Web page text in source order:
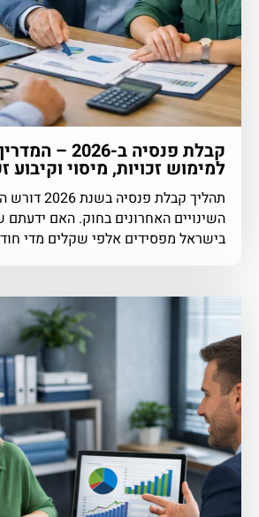
קבלת פנסיה ב-
למימוש זכויות, מיסוי וקיבוע
תהליך קבלת
השינויים האחרונים בחוק. האם
בישראל מפסידים אלפי שקלים מדי